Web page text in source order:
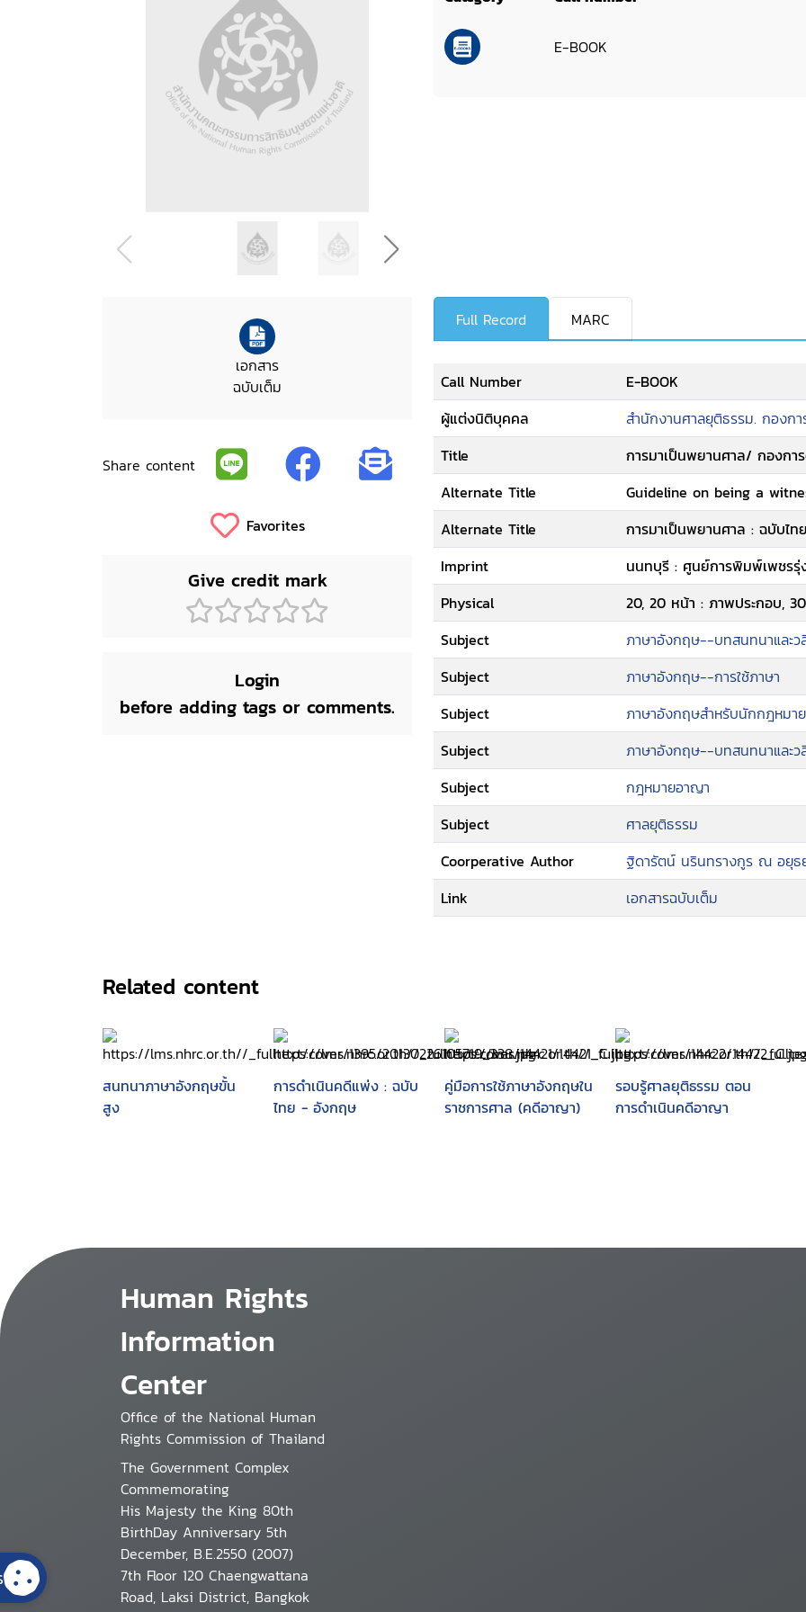
E-BOOK
เอกสาร
ฉบับเต็ม
Share content
Favorites
Give credit mark
Login
before adding tags or comments.
Full Record MARC
Call Number
E-BOOK
ผู้แต่งนิติบุคคล
สำนักงานศาลยุติธรรม. กองกา
Title
การมาเป็นพยานศาล/ กองกา
Alternate Title
Guideline on being a
Alternate Title
การมาเป็นพยานศาล : ฉบับไ
Imprint
นนทบุรี : ศูนย์การพิมพ์เพชรรุ่
Physical
20, 20 หน้า : ภาพประกอบ,
Subject
ภาษาอังกฤษ--บทสนทนาและว
Subject
ภาษาอังกฤษ--การใช้ภาษา
Subject
ภาษาอังกฤษสำหรับนักกฎหมาย
Subject
ภาษาอังกฤษ--บทสนทนาและ
Subject
กฎหมายอาญา
Subject
ศาลยุติธรรม
Coorperative Author
ฐิดารัตน์ นรินทรางกูร ณ อยุธ
Link
เอกสารฉบับเต็ม
Related content
สนทนาภาษาอังกฤษขั้น
สูง
การดำเนินคดีแพ่ง : ฉบับ
ไทย - อังกฤษ
คู่มือการใช้ภาษาอังกฤษใน
ราชการศาล (คดีอาญา)
รอบรู้ศาลยุติธรรม ตอน
การดำเนินคดีอาญา
Human Rights
Information
Center
Office of the National Human
Rights Commission of Thailand
The Government Complex
Commemorating
His Majesty the King 80th
BirthDay Anniversary 5th
December, B.E.2550 (2007)
7th Floor 120 Chaengwattana
Road, Laksi District, Bangkok